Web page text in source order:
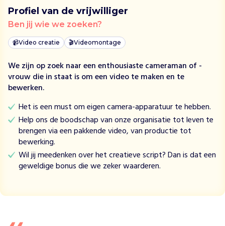
n
t
e
n
z
o
a
l
S
w
m
t
o
g
Profiel van de vrijwilliger
Ben jij wie we zoeken?
📹Video creatie 🎬Videomontage
We zijn op zoek naar een enthousiaste cameraman of -
vrouw die in staat is om een video te maken en te
bewerken.
Het is een must om eigen camera-apparatuur te hebben.
Help ons de boodschap van onze organisatie tot leven te
brengen via een pakkende video, van productie tot
bewerking.
Wil jij meedenken over het creatieve script? Dan is dat een
geweldige bonus die we zeker waarderen.